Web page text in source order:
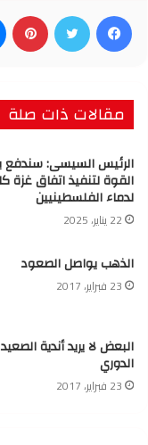
فيسبوك تويتر
مقالات ذات صلة
الرئيس السيسى: سندفع
القوة لتنفيذ اتفاق غزة
لدماء الفلسطينيين
22 يناير، 2025
الذهب يواصل الصعود
23 فبراير، 2017
البعض لا يريد أندية
الدوري
23 فبراير، 2017